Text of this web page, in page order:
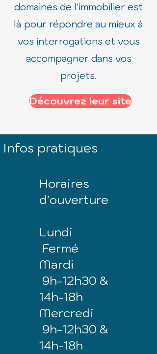
domaines de l'immobilier est
là pour répondre au mieux à
vos interrogations et vous
accompagner dans vos
projets.
Découvrez leur site
Infos pratiques
Horaires
d'ouverture
Lundi
Fermé
Mardi
9h-12h30 &
14h-18h
Mercredi
9h-12h30 &
14h-18h